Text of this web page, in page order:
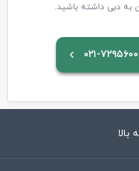
به دبی داشته باشید.